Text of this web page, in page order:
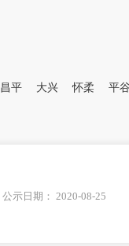
昌平 大兴 怀柔 平谷
公示日期： 2020-08-25